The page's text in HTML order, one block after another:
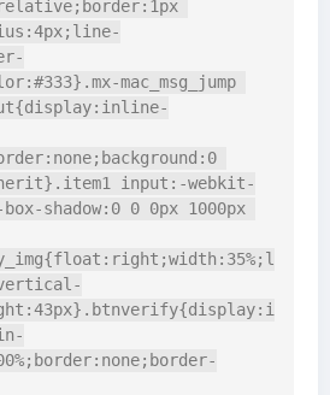
mac_msg_jump
input:-webkit-
shadow:0 0 0px 1000px